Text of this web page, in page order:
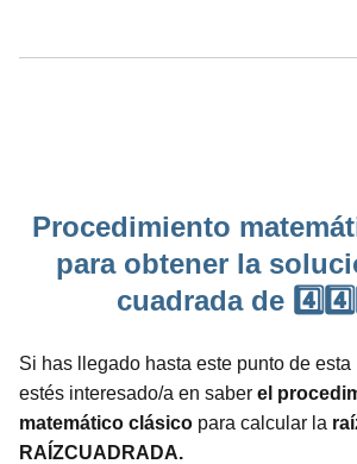
Procedimiento
para obtener la
cuadrada de
Si has llegado hasta este punto de
estés interesado/a en saber el
matemático clásico para calcular la
RAÍZCUADRADA.